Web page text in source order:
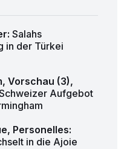
: Salahs
in der Türkei
Vorschau (3),
Aufgebot
Personelles:
in die Ajoie